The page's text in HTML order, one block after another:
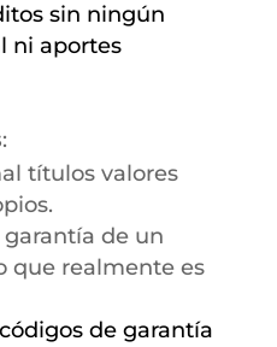
sin ningún
ni aportes
:
títulos valores
de un
que realmente es
de garantía